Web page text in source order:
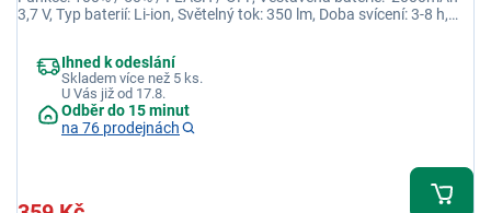
3,7 V, Typ baterií: Li-ion, Světelný tok: 350 lm, Doba svícení: 3-8 h,
Ihned k odeslání
Skladem více než 5 ks.
U Vás již od 17.8.
Odběr do 15 minut
na 76 prodejnách